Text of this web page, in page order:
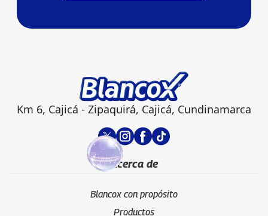
Km 6, Cajicá - Zipaquirá, Cajicá, Cundinamarca
Acerca de
Blancox con propósito
Productos